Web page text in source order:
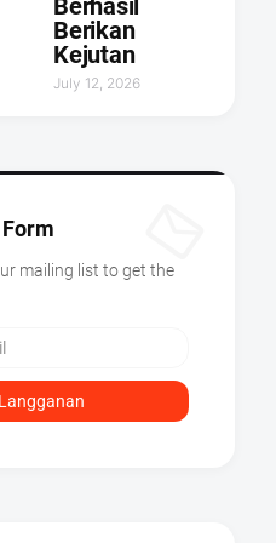
Berhasil
Berikan
Kejutan ‎
July 12, 2026
mailing list to get the